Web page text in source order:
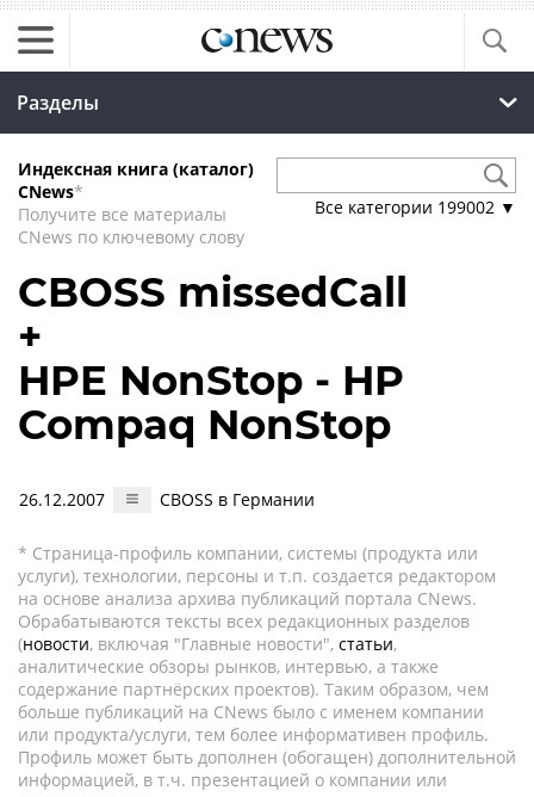
Разделы
Индексная книга (каталог)
CNews*
Получите все материалы
CNews по ключевому слову
Все категории 199002 ▼
CBOSS missedCall
+
HPE NonStop - HP
Compaq NonStop
26.12.2007 CBOSS в Германии
* Страница-профиль компании, системы (продукта или
услуги), технологии, персоны и т.п. создается редактором
на основе анализа архива публикаций портала CNews.
Обрабатываются тексты всех редакционных разделов
(новости, включая "Главные новости", статьи,
аналитические обзоры рынков, интервью, а также
содержание партнёрских проектов). Таким образом, чем
больше публикаций на CNews было с именем компании
или продукта/услуги, тем более информативен профиль.
Профиль может быть дополнен (обогащен) дополнительной
информацией, в т.ч. презентацией о компании или